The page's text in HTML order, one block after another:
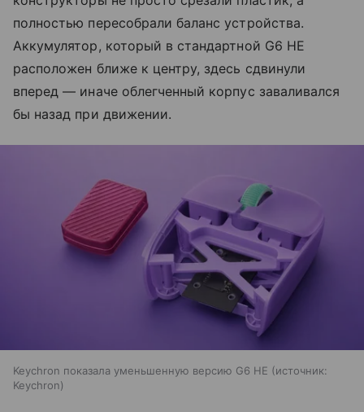
полностью пересобрали баланс устройства.
Аккумулятор, который в стандартной G6 HE
расположен ближе к центру, здесь сдвинули
вперед — иначе облегченный корпус заваливался
бы назад при движении.
Keychron показала уменьшенную версию G6 HE
источник:
Keychron